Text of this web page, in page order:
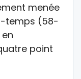
menée
temps (58-
point